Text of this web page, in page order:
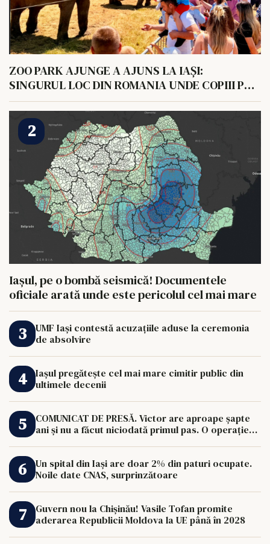
ZOO PARK AJUNGE A AJUNS LA IAȘI:
SINGURUL LOC DIN ROMANIA UNDE COPIII POT
HRANI UN ELEFANT
Iașul, pe o bombă seismică! Documentele
oficiale arată unde este pericolul cel mai mare
UMF Iași contestă acuzațiile aduse la ceremonia
de absolvire
Iașul pregătește cel mai mare cimitir public din
ultimele decenii
COMUNICAT DE PRESĂ. Victor are aproape șapte
ani și nu a făcut niciodată primul pas. O operație
Un spital din Iași are doar 2% din paturi ocupate.
Noile date CNAS, surprinzătoare
Guvern nou la Chișinău! Vasile Tofan promite
aderarea Republicii Moldova la UE până în 2028